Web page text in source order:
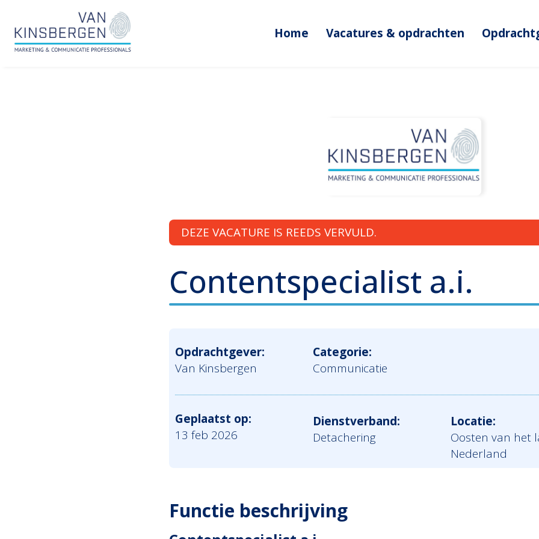
Home Vacatures & opdrachten
DEZE VACATURE IS REEDS VERVULD.
Contentspecialist a.i.
Opdrachtgever:
Van Kinsbergen
Categorie:
Communicatie
Geplaatst op:
13 feb 2026
Dienstverband:
Detachering
Locatie:
Oosten van het
Nederland
Functie beschrijving